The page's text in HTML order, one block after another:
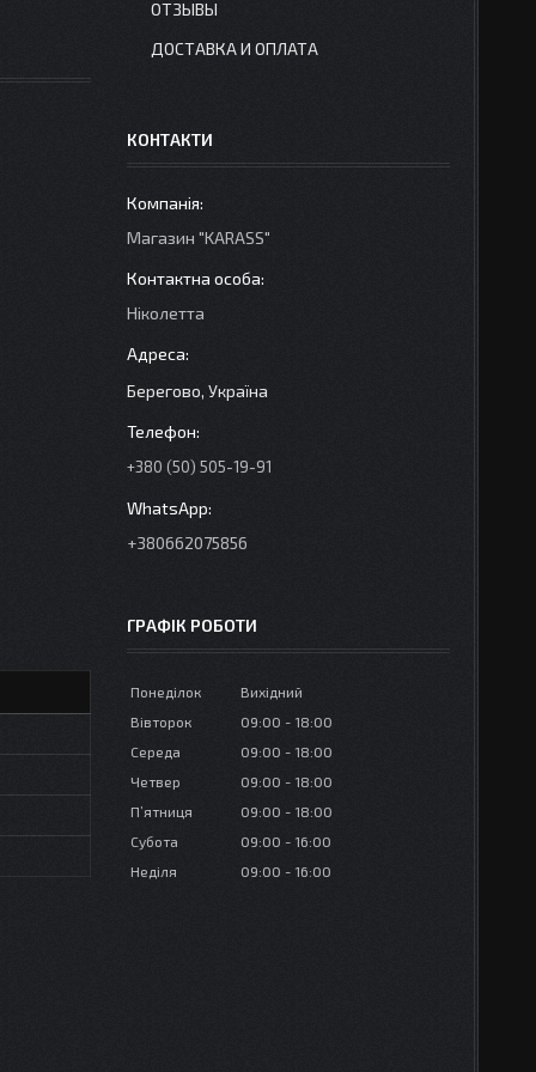
ОТЗЫВЫ
ДОСТАВКА И ОПЛАТА
КОНТАКТИ
Магазин "KARASS"
Ніколетта
Берегово, Україна
+380 (50) 505-19-91
+380662075856
ГРАФІК РОБОТИ
Понеділок
Вихідний
Вівторок
09:00
18:00
Середа
09:00
18:00
Четвер
09:00
18:00
Пʼятниця
09:00
18:00
Субота
09:00
16:00
Неділя
09:00 16:00